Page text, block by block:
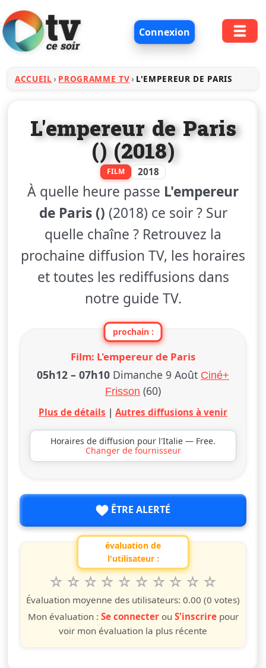
Connexion
ACCUEIL PROGRAMME TV L'EMPEREUR DE PARIS
L'empereur de Paris
() (2018)
FILM 2018
À quelle heure passe L'empereur
de Paris () (2018) ce soir ? Sur
quelle chaîne ? Retrouvez la
prochaine diffusion TV, les horaires
et toutes les rediffusions dans
notre guide TV.
prochain :
Film: L'empereur de Paris
05h12 – 07h10 Dimanche 9 Août Ciné+
Frisson (60)
Plus de détails | Autres diffusions à venir
Horaires de diffusion pour l'Italie — Free.
Changer de fournisseur
ÊTRE ALERTÉ
évaluation de
l'utilisateur :
questo spettacolo da 1 a 10 étoiles
10
étoiles
9
étoiles
8
étoiles
7
étoiles
6
étoiles
5
étoiles
4
étoiles
3
étoiles
2
étoiles
étoile
Évaluation moyenne des utilisateurs: 0.00 (0 votes)
Mon évaluation : Se connecterou S'inscrirepour
voir mon évaluation la plus récente